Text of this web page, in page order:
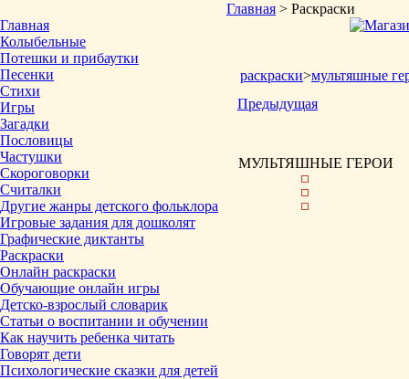
Главная
Колыбельные
Потешки и прибаутки
Песенки
Стихи
Игры
Загадки
Пословицы
Частушки
Скороговорки
Считалки
Другие жанры детского фольклора
Игровые задания для дошколят
Графические диктанты
Раскраски
Онлайн раскраски
Обучающие онлайн игры
Детско-взрослый словарик
Статьи о воспитании и обучении
Как научить ребенка читать
Говорят дети
Психологические сказки для детей
Главная > Раскраски
раскраски>мультяшные
Предыдущая
МУЛЬТЯШНЫЕ ГЕРОИ